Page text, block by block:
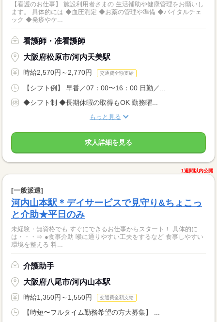
【看護のお仕事】 施設利用者さまの 生活補助や健康管理をお願いし
ます。 具体的には ◆血圧測定 ◆お薬の管理や準備 ◆バイタルチェ
ック ◆発疹やケ...
看護師・准看護師
大阪府松原市/河内天美駅
時給2,570円～2,770円 交通費全額支給
【シフト例】 早番／07：00〜16：00 日勤／...
◆シフト制 ◆長期休暇の取得もOK 勤務曜...
もっと見る
求人詳細を見る
1週間以内公開
[一般派遣]
河内山本駅＊デイサービスで見守り&ちょこっ
と介助★平日のみ
未経験・無資格でも すぐにできるお仕事からスタート！ 具体的に
は・・・⇒ ●食事介助 喉に通りやすい工夫をするなど 食事しやすい
環境を整える 料...
介護助手
大阪府八尾市/河内山本駅
時給1,350円～1,550円 交通費全額支給
【時短〜フルタイム勤務希望の方大募集】 ...